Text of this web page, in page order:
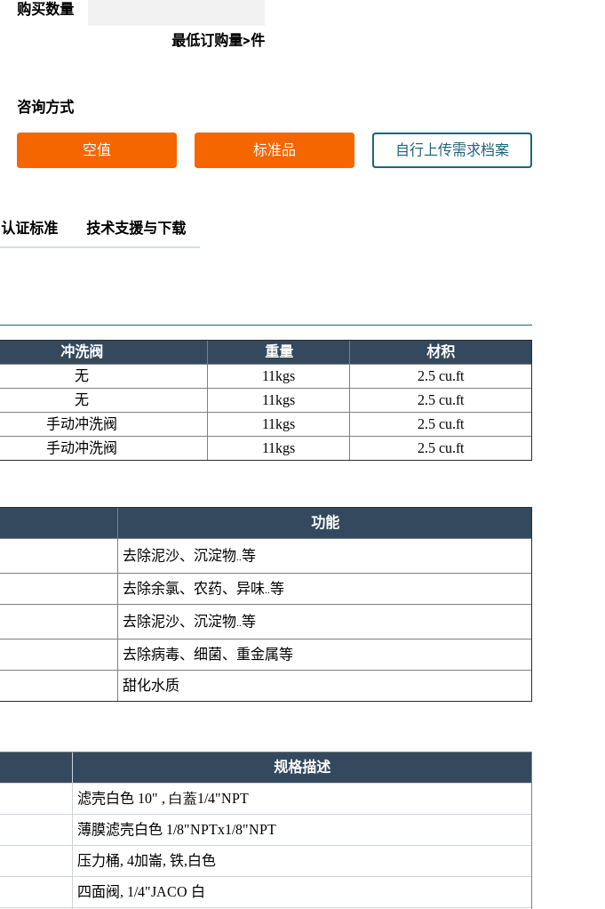
购买数量
最低订购量>件
咨询方式
空值 标准品 自行上传需求档案
认证标准 技术支援与下载
冲洗阀 重量 材积
无 11kgs
2.5 cu.ft
无 11kgs
2.5 cu.ft
手动冲洗阀 11kgs
2.5 cu.ft
手动冲洗阀 11kgs 2.5 cu.ft
功能
去除泥沙、沉淀物..等
去除余氯、农药、异味..等
去除泥沙、沉淀物..等
去除病毒、细菌、重金属等
甜化水质
规格描述
滤壳白色 10" , 白蓋1/4"NPT
薄膜滤壳白色 1/8"NPTx1/8"NPT
压力桶, 4加崙, 铁,白色
四面阀 , 1/4"JACO 白